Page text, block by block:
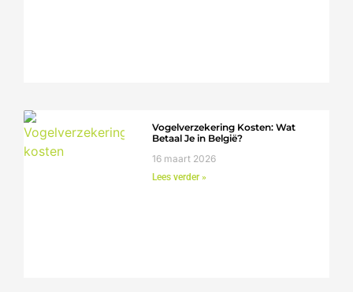
Vogelverzekering Kosten: Wat
Betaal Je in België?
16 maart 2026
Lees verder »